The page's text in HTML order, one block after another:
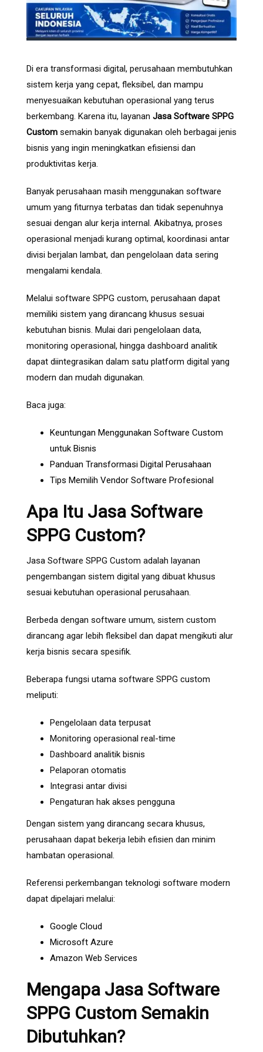
Di era transformasi digital, perusahaan membutuhkan
sistem kerja yang cepat, fleksibel, dan mampu
menyesuaikan kebutuhan operasional yang terus
berkembang. Karena itu, layanan Jasa Software SPPG
Custom semakin banyak digunakan oleh berbagai jenis
bisnis yang ingin meningkatkan efisiensi dan
produktivitas kerja.
Banyak perusahaan masih menggunakan software
umum yang fiturnya terbatas dan tidak sepenuhnya
sesuai dengan alur kerja internal. Akibatnya, proses
operasional menjadi kurang optimal, koordinasi antar
divisi berjalan lambat, dan pengelolaan data sering
mengalami kendala.
Melalui software SPPG custom, perusahaan dapat
memiliki sistem yang dirancang khusus sesuai
kebutuhan bisnis. Mulai dari pengelolaan data,
monitoring operasional, hingga dashboard analitik
dapat diintegrasikan dalam satu platform digital yang
modern dan mudah digunakan.
Baca juga:
Keuntungan Menggunakan Software Custom
untuk Bisnis
Panduan Transformasi Digital Perusahaan
Tips Memilih Vendor Software Profesional
Apa Itu Jasa Software
SPPG Custom?
Jasa Software SPPG Custom adalah layanan
pengembangan sistem digital yang dibuat khusus
sesuai kebutuhan operasional perusahaan.
Berbeda dengan software umum, sistem custom
dirancang agar lebih fleksibel dan dapat mengikuti alur
kerja bisnis secara spesifik.
Beberapa fungsi utama software SPPG custom
meliputi:
Pengelolaan data terpusat
Monitoring operasional real-time
Dashboard analitik bisnis
Pelaporan otomatis
Integrasi antar divisi
Pengaturan hak akses pengguna
Dengan sistem yang dirancang secara khusus,
perusahaan dapat bekerja lebih efisien dan minim
hambatan operasional.
Referensi perkembangan teknologi software modern
dapat dipelajari melalui:
Google Cloud
Microsoft Azure
Amazon Web Services
Mengapa Jasa Software
SPPG Custom Semakin
Dibutuhkan?